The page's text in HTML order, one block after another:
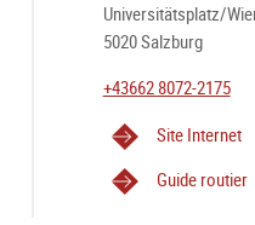
Universitätsplatz/
5020 Salzburg
+43662 8072-2175
Site Internet
Guide routier